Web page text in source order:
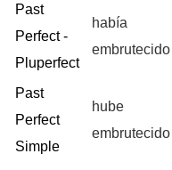
Past
Perfect -
Pluperfect
había
embrutecido
Past
Perfect
Simple
hube
embrutecido